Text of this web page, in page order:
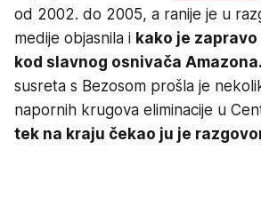
od 2002. do 2005, a ranije je u
medije objasnila i kako je
kod slavnog osnivača Amazona.
susreta s Bezosom prošla je
napornih krugova eliminacije u
tek na kraju čekao ju je